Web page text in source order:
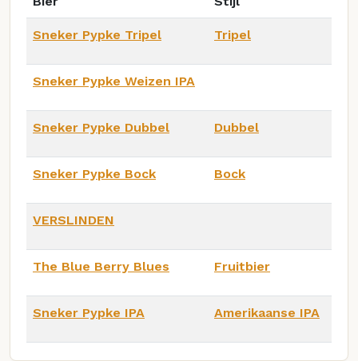
Sneker Pypke Tripel Tripel
Sneker Pypke Weizen IPA
Sneker Pypke Dubbel Dubbel
Sneker Pypke Bock Bock
VERSLINDEN
The Blue Berry Blues Fruitbier
Sneker Pypke IPA Amerikaanse IPA